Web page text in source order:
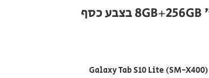
Galaxy Tab S10 Lite (SM-X400)